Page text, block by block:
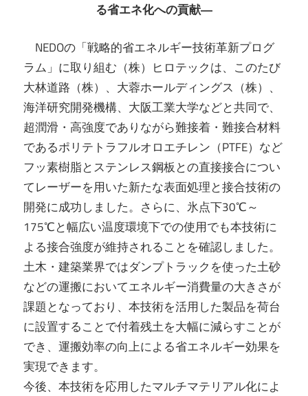
る省エネ化への貢献―
NEDOの「戦略的省エネルギー技術革新プログ
ラム」に取り組む（株）ヒロテックは、このたび
大林道路（株）、大蓉ホールディングス（株）、
海洋研究開発機構、大阪工業大学などと共同で、
超潤滑・高強度でありながら難接着・難接合材料
であるポリテトラフルオロエチレン（PTFE）など
フッ素樹脂とステンレス鋼板との直接接合につい
てレーザーを用いた新たな表面処理と接合技術の
開発に成功しました。さらに、氷点下30℃～
175℃と幅広い温度環境下での使用でも本技術に
よる接合強度が維持されることを確認しました。
土木・建築業界ではダンプトラックを使った土砂
などの運搬においてエネルギー消費量の大きさが
課題となっており、本技術を活用した製品を荷台
に設置することで付着残土を大幅に減らすことが
でき、運搬効率の向上による省エネルギー効果を
実現できます。
今後、本技術を応用したマルチマテリアル化によ